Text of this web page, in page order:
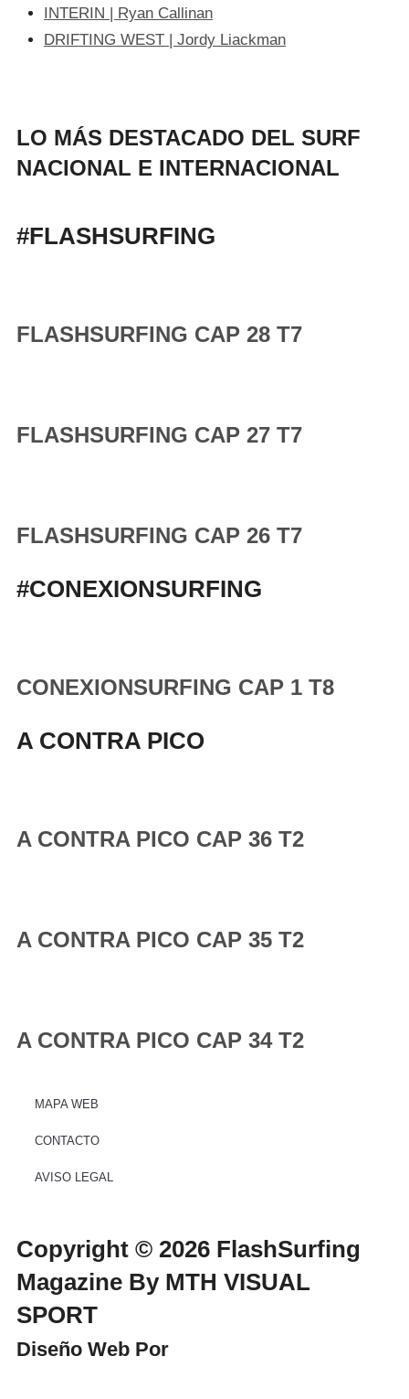
INTERIN | Ryan Callinan
DRIFTING WEST | Jordy Liackman
LO MÁS DESTACADO DEL SURF
NACIONAL E INTERNACIONAL
#FLASHSURFING
FLASHSURFING CAP 28 T7
FLASHSURFING CAP 27 T7
FLASHSURFING CAP 26 T7
#CONEXIONSURFING
CONEXIONSURFING CAP 1 T8
A CONTRA PICO
A CONTRA PICO CAP 36 T2
A CONTRA PICO CAP 35 T2
A CONTRA PICO CAP 34 T2
MAPA WEB
CONTACTO
AVISO LEGAL
Copyright © 2026 FlashSurfing
Magazine By MTH VISUAL
SPORT
Diseño Web Por